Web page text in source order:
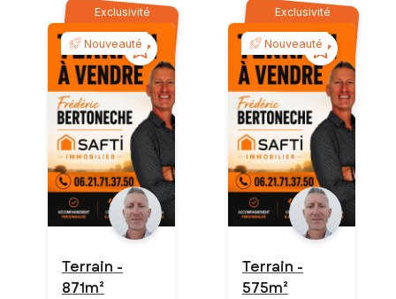
Exclusivité
Nouveauté
Terrain -
871m²
Exclusivité
Nouveauté
Terrain -
575m²